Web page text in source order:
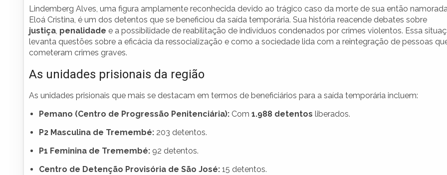
Lindemberg Alves, uma figura amplamente reconhecida devido ao trágico caso da morte de sua então
Eloá Cristina, é um dos detentos que se beneficiou da saída temporária. Sua história reacende debates sobre
justiça, penalidade e a possibilidade de reabilitação de indivíduos condenados por crimes violentos. Essa
levanta questões sobre a eficácia da ressocialização e como a sociedade lida com a reintegração de pessoas
cometeram crimes graves.
As unidades prisionais da região
As unidades prisionais que mais se destacam em termos de beneficiários para a saída temporária incluem:
Pemano (Centro de Progressão Penitenciária): Com 1.988 detentos liberados.
P2 Masculina de Tremembé: 203 detentos.
P1 Feminina de Tremembé: 92 detentos.
Centro de Detenção Provisória de São José: 15 detentos.